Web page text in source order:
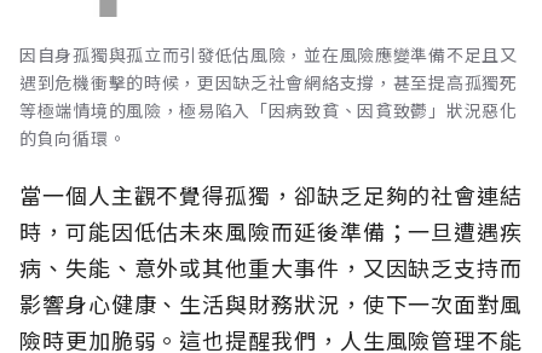
因自身孤獨與孤立而引發低估風險，並在風險應變準備不足且又
遇到危機衝擊的時候，更因缺乏社會網絡支撐，甚至提高孤獨死
等極端情境的風險，極易陷入「因病致貧、因貧致鬱」狀況惡化
的負向循環。
當一個人主觀不覺得孤獨，卻缺乏足夠的社會連結
時，可能因低估未來風險而延後準備；一旦遭遇疾
病、失能、意外或其他重大事件，又因缺乏支持而
影響身心健康、生活與財務狀況，使下一次面對風
險時更加脆弱。這也提醒我們，人生風險管理不能